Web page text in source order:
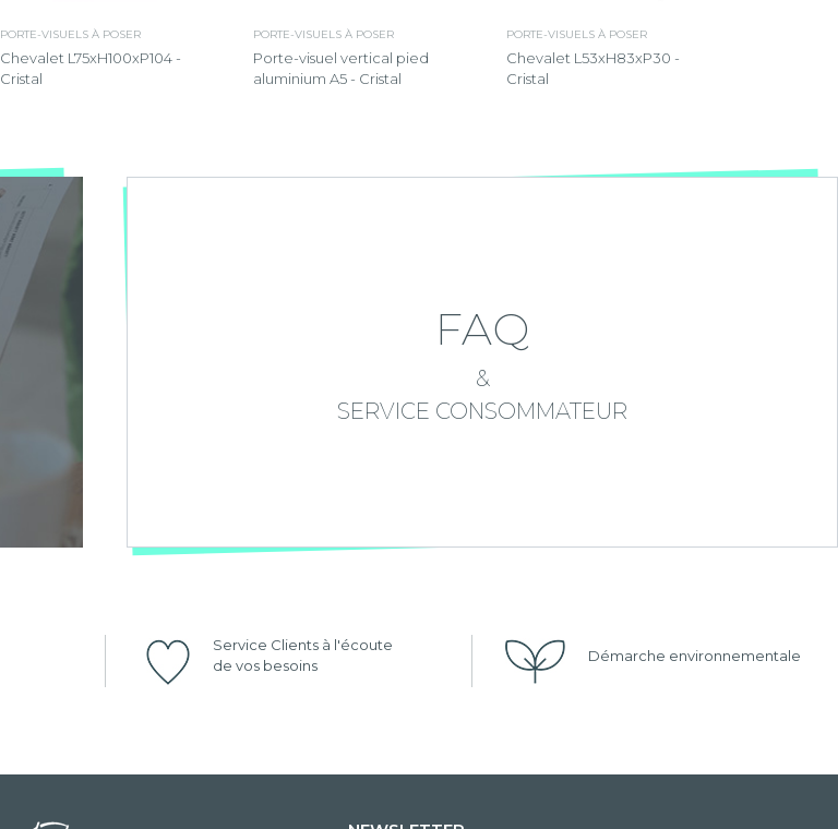
PORTE-VISUELS À POSER
Chevalet L75xH100xP104 -
Cristal
PORTE-VISUELS À POSER
Porte-visuel vertical pied
aluminium A5 - Cristal
PORTE-VISUELS À POSER
Chevalet L53xH83xP30 -
Cristal
FAQ
&
SERVICE CONSOMMATEUR
Service Clients à l'écoute
de vos besoins
Démarche environnementale